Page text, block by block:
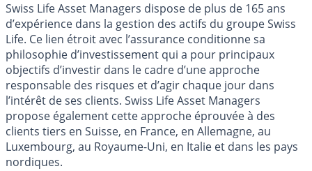
Swiss Life Asset Managers dispose de plus de 165 ans
d’expérience dans la gestion des actifs du groupe Swiss
Life. Ce lien étroit avec l’assurance conditionne sa
philosophie d’investissement qui a pour principaux
objectifs d’investir dans le cadre d’une approche
responsable des risques et d’agir chaque jour dans
l’intérêt de ses clients. Swiss Life Asset Managers
propose également cette approche éprouvée à des
clients tiers en Suisse, en France, en Allemagne, au
Luxembourg, au Royaume-Uni, en Italie et dans les pays
nordiques.